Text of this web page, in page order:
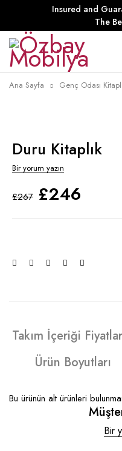
Insured and
The
Ana Sayfa Genç Odası
Duru Kitaplık
Bir yorum yazın
£267 £246
Takım İçeriği
Ürün Boyutları
Bu ürünün alt ürünleri
Bir